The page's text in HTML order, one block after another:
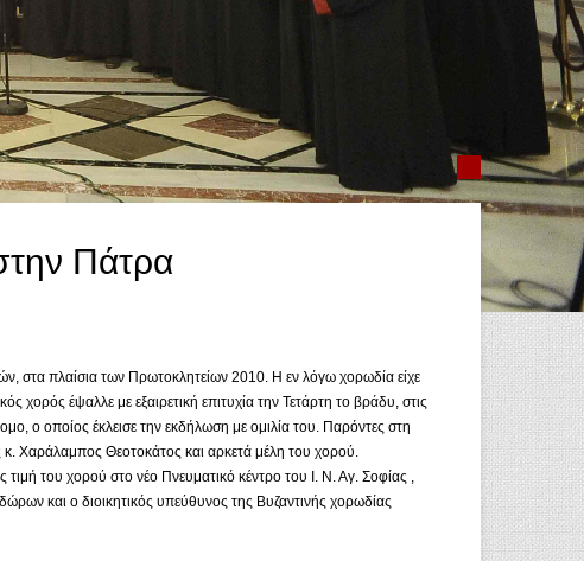
Πάτρα
πλαίσια των Πρωτοκλητείων 2010. Η εν λόγω χορωδία είχε
έψαλλε με εξαιρετική επιτυχία την Τετάρτη το βράδυ, στις
ο οποίος έκλεισε την εκδήλωση με ομιλία του. Παρόντες στη
Θεοτοκάτος και αρκετά μέλη του χορού.
του χορού στο νέο Πνευματικό κέντρο του Ι. Ν. Αγ. Σοφίας ,
και ο διοικητικός υπεύθυνος της Βυζαντινής χορωδίας